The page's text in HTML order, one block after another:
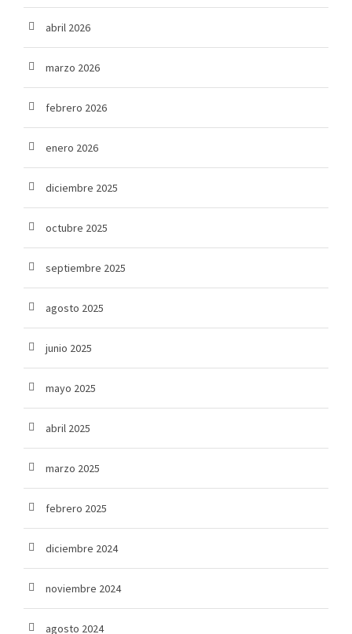
abril 2026
marzo 2026
febrero 2026
enero 2026
diciembre 2025
octubre 2025
septiembre 2025
agosto 2025
junio 2025
mayo 2025
abril 2025
marzo 2025
febrero 2025
diciembre 2024
noviembre 2024
agosto 2024